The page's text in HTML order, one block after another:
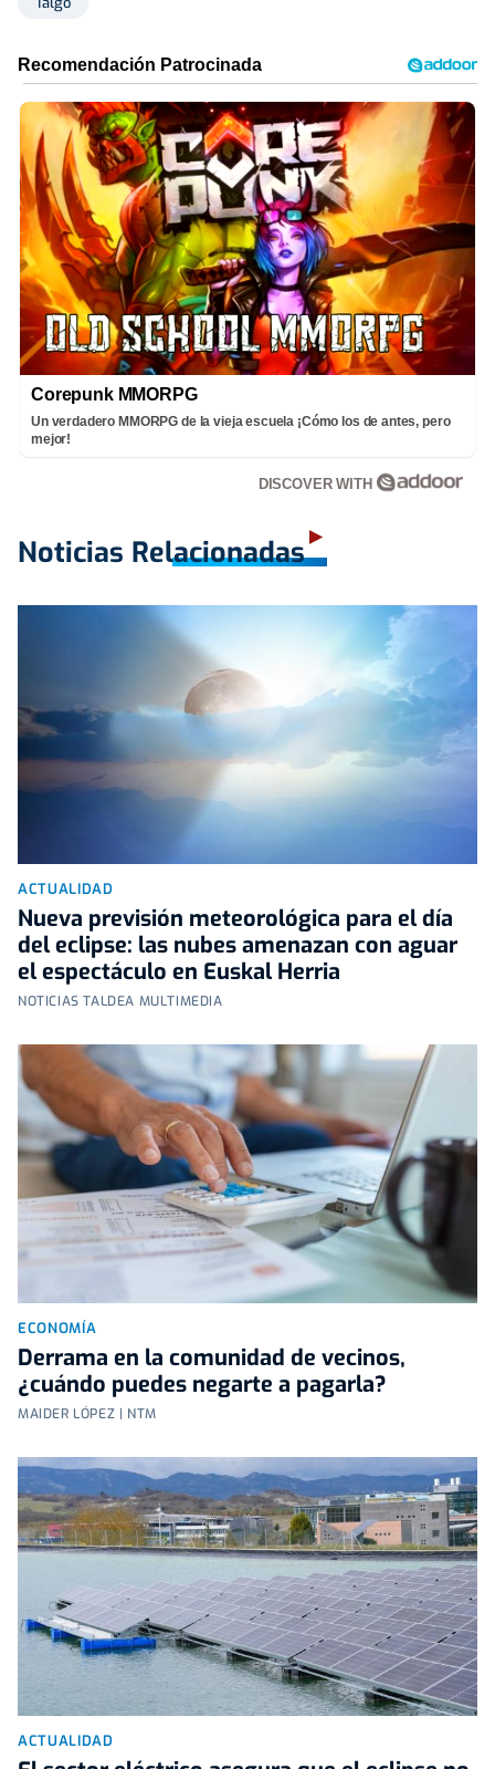
Corepunk MMORPG
Un verdadero MMORPG de la vieja escuela ¡Cómo los de antes, pero
mejor!
DISCOVER WITH
Noticias Relacionadas
ACTUALIDAD
Nueva previsión meteorológica para el día
del eclipse: las nubes amenazan con aguar
el espectáculo en Euskal Herria
NOTICIAS TALDEA MULTIMEDIA
ECONOMÍA
Derrama en la comunidad de vecinos,
¿cuándo puedes negarte a pagarla?
MAIDER LÓPEZ | NTM
ACTUALIDAD